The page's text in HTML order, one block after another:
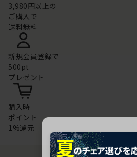
3,980円以上の
ご購入で
送料無料
新規会員登録で
500pt
プレゼント
購入時
ポイント
1%還元